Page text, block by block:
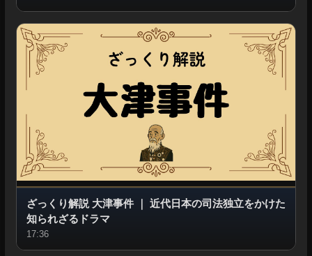
ざっくり解説 大津事件｜ 近代日本の司法独立をかけた
知られざるドラマ
17:36